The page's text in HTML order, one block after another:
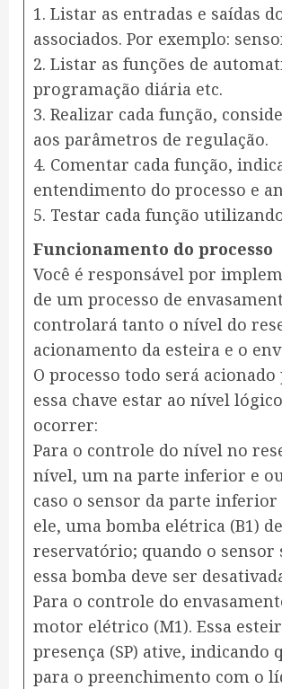
1. Listar as entradas e saídas
associados. Por exemplo:
2. Listar as funções de
programação diária etc.
3. Realizar cada função,
aos parâmetros de regulação.
4. Comentar cada função,
entendimento do processo e
5. Testar cada função
Funcionamento do processo
Você é responsável por
de um processo de
controlará tanto o nível do
acionamento da esteira e o
O processo todo será
essa chave estar ao nível
ocorrer:
Para o controle do nível no
nível, um na parte inferior e
caso o sensor da parte
ele, uma bomba elétrica (B1)
reservatório; quando o sensor
essa bomba deve ser
Para o controle do
motor elétrico (M1). Essa
presença (SP) ative, indicando
para o preenchimento com o